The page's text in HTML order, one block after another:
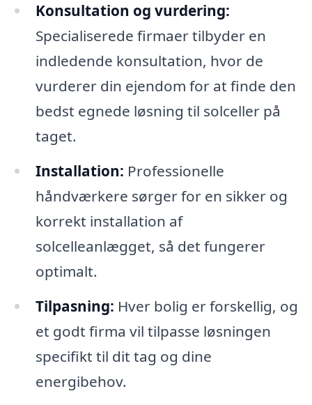
Konsultation og vurdering:
Specialiserede firmaer tilbyder en
indledende konsultation, hvor de
vurderer din ejendom for at finde den
bedst egnede løsning til solceller på
taget.
Installation: Professionelle
håndværkere sørger for en sikker og
korrekt installation af
solcelleanlægget, så det fungerer
optimalt.
Tilpasning: Hver bolig er forskellig, og
et godt firma vil tilpasse løsningen
specifikt til dit tag og dine
energibehov.